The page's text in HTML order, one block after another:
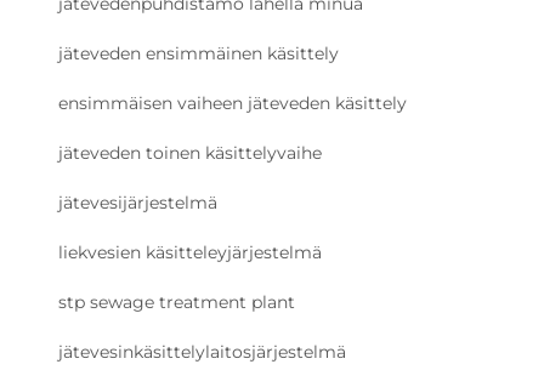
jäteveden ensimmäinen käsittely
ensimmäisen vaiheen jäteveden käsittely
jäteveden toinen käsittelyvaihe
jätevesijärjestelmä
liekvesien käsitteleyjärjestelmä
stp sewage treatment plant
jätevesinkäsittelylaitosjärjestelmä